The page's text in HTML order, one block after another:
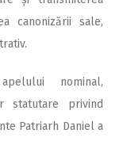
canonizării sale,
nominal,
statutare privind
Patriarh Daniel a